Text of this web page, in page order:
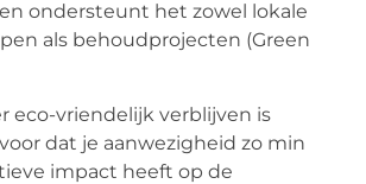
ondersteunt het zowel lokale
als behoudprojecten (Green
eco-vriendelijk verblijven is
dat je aanwezigheid zo min
impact heeft op de